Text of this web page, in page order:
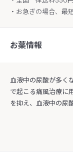
・お急ぎの場合、最
お薬情報
血液中の尿酸が多く
で起こる痛風治療に
を抑え、血液中の尿